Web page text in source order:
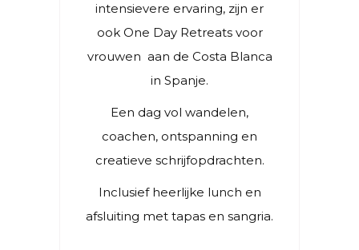
intensievere ervaring, zijn er
ook One Day Retreats voor
vrouwen aan de Costa Blanca
in Spanje.
Een dag vol wandelen,
coachen, ontspanning en
creatieve schrijfopdrachten.
Inclusief heerlijke lunch en
afsluiting met tapas en sangria.